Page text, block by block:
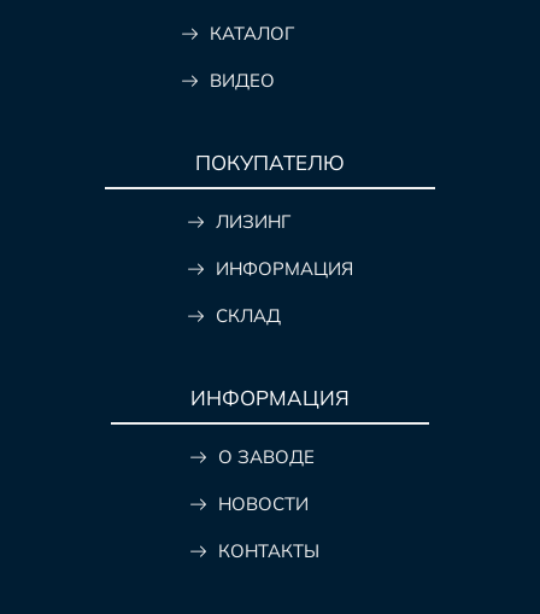
КАТАЛОГ
ВИДЕО
ПОКУПАТЕЛЮ
ЛИЗИНГ
ИНФОРМАЦИЯ
СКЛАД
ИНФОРМАЦИЯ
О ЗАВОДЕ
НОВОСТИ
КОНТАКТЫ